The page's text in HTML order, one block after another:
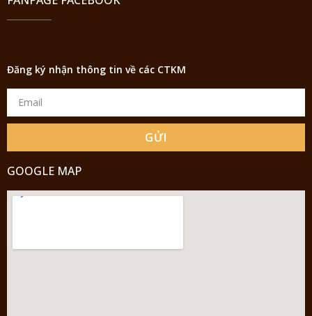
Đăng ký nhận thông tin về các CTKM
GỬI
GOOGLE MAP